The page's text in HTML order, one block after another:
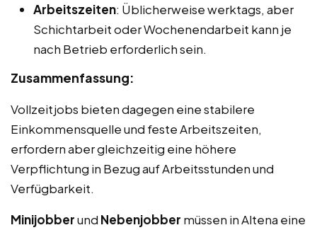
Arbeitszeiten: Üblicherweise werktags, aber
Schichtarbeit oder Wochenendarbeit kann je
nach Betrieb erforderlich sein.
Zusammenfassung:
Vollzeitjobs bieten dagegen eine stabilere
Einkommensquelle und feste Arbeitszeiten,
erfordern aber gleichzeitig eine höhere
Verpflichtung in Bezug auf Arbeitsstunden und
Verfügbarkeit.
Minijobberund Nebenjobber müssen in Altena eine